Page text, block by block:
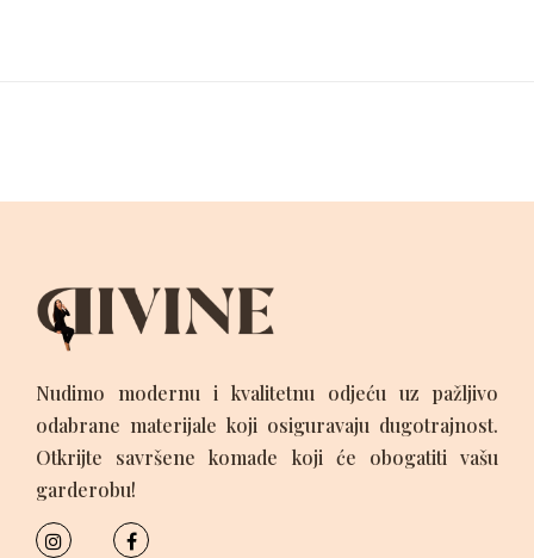
Nudimo modernu i kvalitetnu odjeću uz pažljivo
odabrane materijale koji osiguravaju dugotrajnost.
Otkrijte savršene komade koji će obogatiti vašu
garderobu!